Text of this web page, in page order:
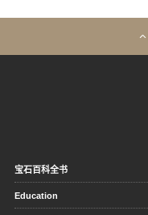
宝石百科全书
Education